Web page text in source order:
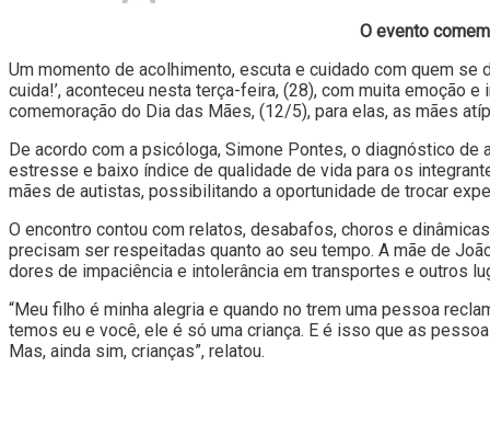
O evento
Um momento de acolhimento, escuta e cuidado com quem se
cuida!’, aconteceu nesta terça-feira, (28), com muita emoção
comemoração do Dia das Mães, (12/5), para elas, as mães
De acordo com a psicóloga, Simone Pontes, o diagnóstico
estresse e baixo índice de qualidade de vida para os
mães de autistas, possibilitando a oportunidade de trocar
O encontro contou com relatos, desabafos, choros e
precisam ser respeitadas quanto ao seu tempo. A mãe de
dores de impaciência e intolerância em transportes e outros
“Meu filho é minha alegria e quando no trem uma pessoa
temos eu e você, ele é só uma criança. E é isso que as
Mas, ainda sim, crianças”, relatou.